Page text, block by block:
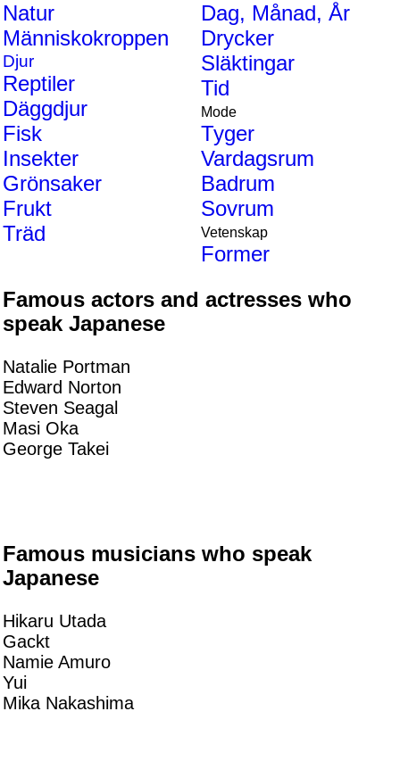
Natur
Människokroppen
Djur
Reptiler
Däggdjur
Fisk
Insekter
Grönsaker
Frukt
Träd
Dag, Månad, År
Drycker
Släktingar
Tid
Mode
Tyger
Vardagsrum
Badrum
Sovrum
Vetenskap
Former
Famous actors and actresses who
speak Japanese
Natalie Portman
Edward Norton
Steven Seagal
Masi Oka
George Takei
Famous musicians who speak
Japanese
Hikaru Utada
Gackt
Namie Amuro
Yui
Mika Nakashima